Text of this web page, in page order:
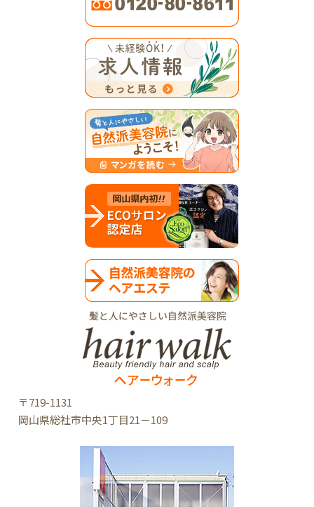
〒719-1131
岡山県総社市中央1丁目21－109